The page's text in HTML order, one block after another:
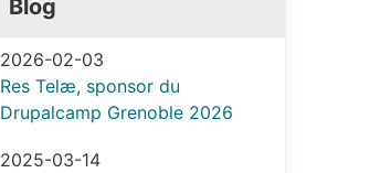
Blog
2026-02-03
Res Telæ, sponsor du
Drupalcamp Grenoble 2026
2025-03-14